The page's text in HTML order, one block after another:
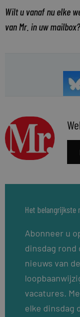
Wilt u vanaf nu elke
van Mr. in uw mailbox?
Het belangrijkste
Abonneer u
dinsdag rond
nieuws van
vacatures.
elke dinsdag